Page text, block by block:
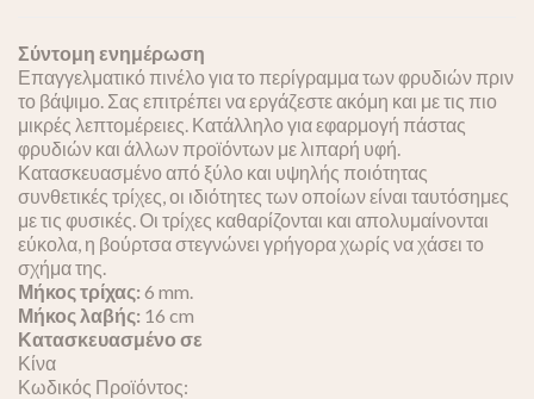
Σύντομη ενημέρωση
Επαγγελματικό πινέλο για το περίγραμμα των φρυδιών πριν
το βάψιμο. Σας επιτρέπει να εργάζεστε ακόμη και με τις πιο
μικρές λεπτομέρειες. Κατάλληλο για εφαρμογή πάστας
φρυδιών και άλλων προϊόντων με λιπαρή υφή.
Κατασκευασμένο από ξύλο και υψηλής ποιότητας
συνθετικές τρίχες, οι ιδιότητες των οποίων είναι ταυτόσημες
με τις φυσικές. Οι τρίχες καθαρίζονται και απολυμαίνονται
εύκολα, η βούρτσα στεγνώνει γρήγορα χωρίς να χάσει το
σχήμα της.
Μήκος τρίχας: 6 mm.
Μήκος λαβής: 16 cm
Κατασκευασμένο σε
Κίνα
Κωδικός Προϊόντος: